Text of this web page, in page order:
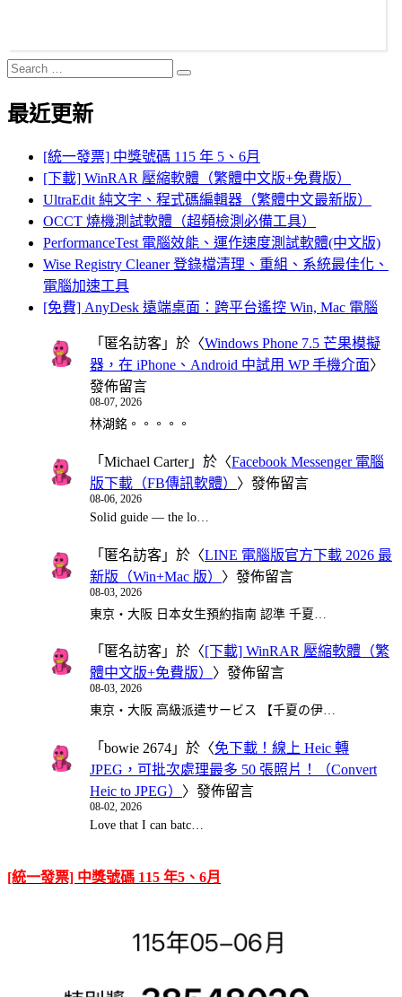
Search
for:
Search
最近更新
[統一發票] 中獎號碼 115 年 5、6月
[下載] WinRAR 壓縮軟體（繁體中文版+免費版）
UltraEdit 純文字、程式碼編輯器（繁體中文最新版）
OCCT 燒機測試軟體（超頻檢測必備工具）
PerformanceTest 電腦效能、運作速度測試軟體(中文版)
Wise Registry Cleaner 登錄檔清理、重組、系統最佳化、
電腦加速工具
[免費] AnyDesk 遠端桌面：跨平台遙控 Win, Mac 電腦
「 匿名訪客 」於〈Windows Phone 7.5 芒果模擬
器，在 iPhone、Android 中試用 WP 手機介面〉
發佈留言
08-07, 2026
林湖銘。。。。。
「 Michael Carter」於〈Facebook Messenger 電腦
版下載（FB傳訊軟體） 〉發佈留言
08-06, 2026
Solid guide — the lo…
「 匿名訪客 」於〈LINE 電腦版官方下載 2026 最
新版（Win+Mac 版） 〉發佈留言
08-03, 2026
東京・大阪 日本女生預約指南 認準 千夏…
「 匿名訪客 」於〈[下載] WinRAR 壓縮軟體（繁
體中文版+免費版） 〉發佈留言
08-03, 2026
東京・大阪 高級派遣サービス 【千夏の伊…
「 bowie 2674 」於〈免下載！線上 Heic 轉
JPEG，可批次處理最多 50 張照片！（Convert
Heic to JPEG） 〉發佈留言
08-02, 2026
Love that I can batc…
[統一發票] 中獎號碼 115 年5、6月